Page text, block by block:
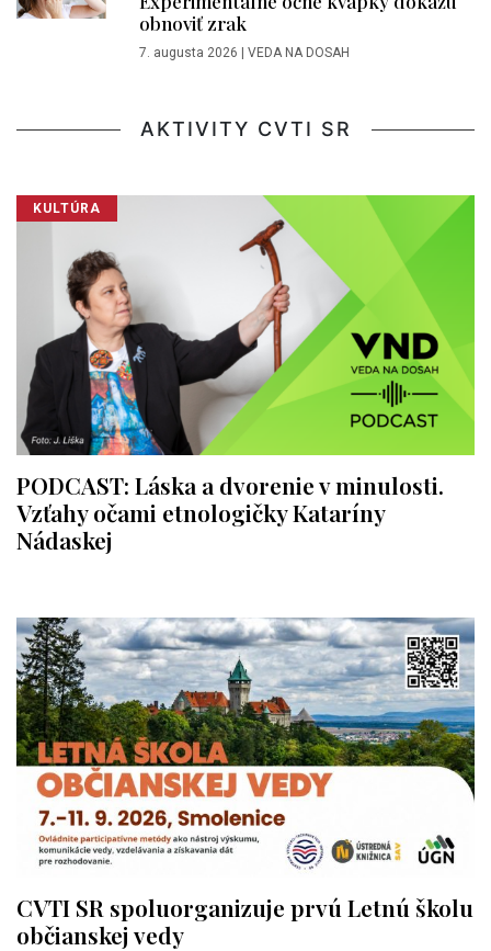
obnoviť zrak
7. augusta 2026 | VEDA NA DOSAH
AKTIVITY CVTI SR
KULTÚRA
PODCAST: Láska a dvorenie v minulosti.
Vzťahy očami etnologičky Kataríny
Nádaskej
CVTI SR spoluorganizuje prvú Letnú školu
občianskej vedy